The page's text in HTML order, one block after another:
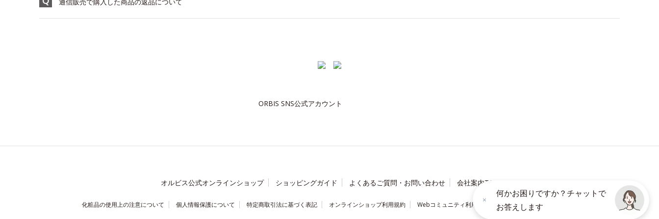
ORBIS SNS公式アカウント
オルビス公式オンラインショップ ショッピングガイド よくあるご質問・お問い合わせ 会社案内TOP
化粧品の使用上の注意について 個人情報保護について 特定商取引法に基づく表記 オンラインショップ利用規約 Webコミュニティ利用規約 ソーシャルメディアポリシー
何かお困りですか？チャットで
お答えします